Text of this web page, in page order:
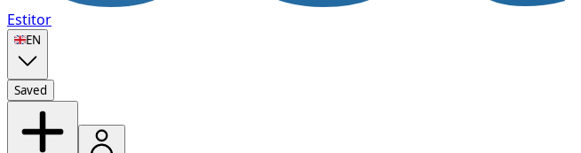
Estitor
🇬🇧EN
Saved